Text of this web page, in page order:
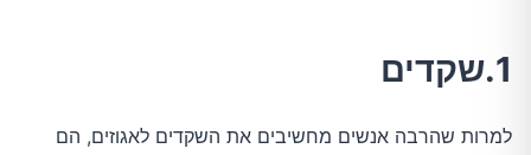
1.שקדים
למרות שהרבה אנשים מחשיבים את השקדים לאגוזים, הם